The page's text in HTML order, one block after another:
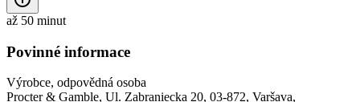
až 50 minut
Povinné informace
Výrobce, odpovědná osoba
Procter & Gamble, Ul. Zabraniecka 20, 03-872, Varšava,